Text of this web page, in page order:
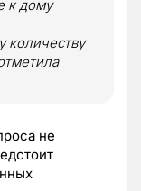
к дому
количеству
не